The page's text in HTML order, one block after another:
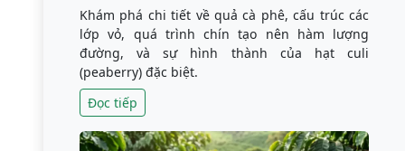
Khám phá chi tiết về quả cà phê, cấu trúc các
lớp vỏ, quá trình chín tạo nên hàm lượng
đường, và sự hình thành của hạt culi
(peaberry) đặc biệt.
Đọc tiếp